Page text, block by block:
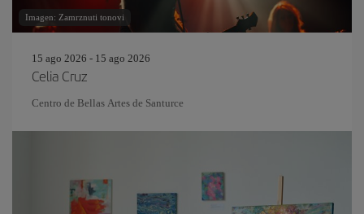
Imagen: Zamrznuti tonovi
15 ago 2026 - 15 ago 2026
Celia Cruz
Centro de Bellas Artes de Santurce